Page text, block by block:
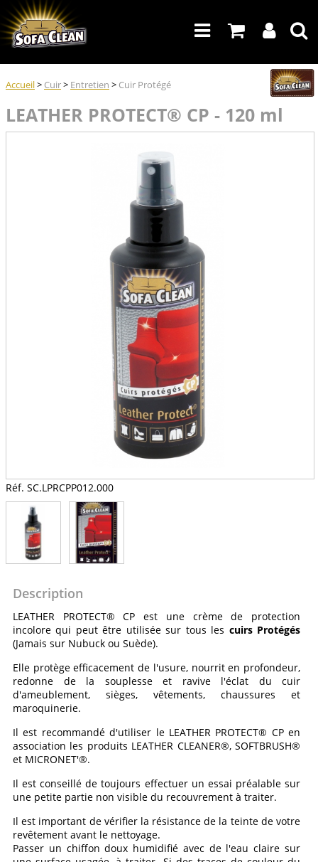
Accueil> Cuir> Entretien > Cuir Protégé
LEATHER PROTECT® CP - 120 ml
Réf. SC.LPRCPP012.000
Description
LEATHER PROTECT® CP est une crème de protection
incolore qui peut être utilisée sur tous les cuirs Protégés
(Jamais sur Nubuck ou Suède).
Elle protège efficacement de l'usure, nourrit en profondeur,
redonne de la souplesse et ravive l'éclat du cuir
d'ameublement, sièges, vêtements, chaussures et
maroquinerie.
Il est recommandé d'utiliser le LEATHER PROTECT® CP en
association les produits LEATHER CLEANER®, SOFTBRUSH®
et MICRONET'®.
Il est conseillé de toujours effectuer un essai préalable sur
une petite partie non visible du recouvrement à traiter.
Il est important de vérifier la résistance de la teinte de votre
revêtement avant le nettoyage.
Passer un chiffon doux humidifié avec de l'eau claire sur